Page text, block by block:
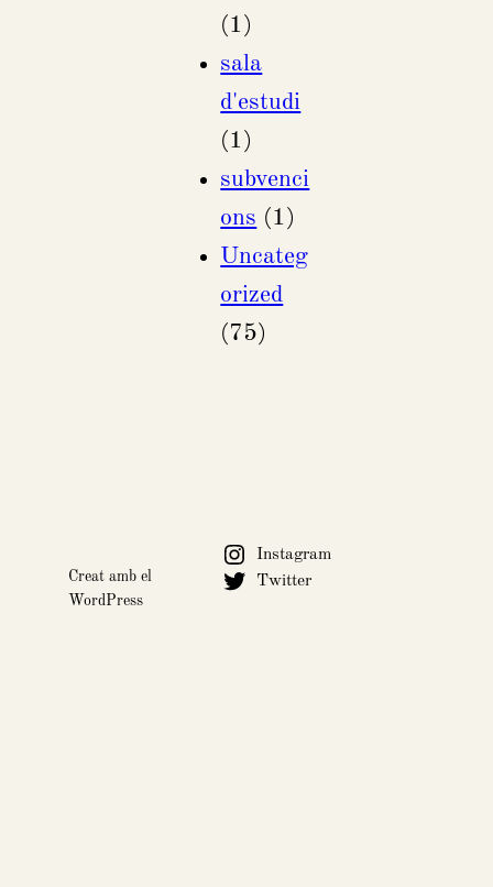
(1)
sala
d'estudi
(1)
subvenci
ons (1)
Uncateg
orized
(75)
Creat amb el
WordPress
Instagram
Twitter